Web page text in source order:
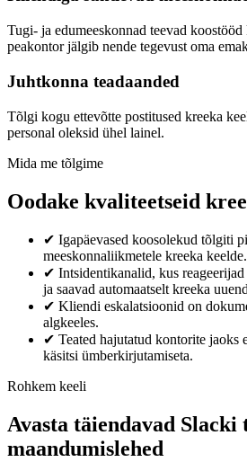
Tugi- ja edumeeskonnad teevad
peakontor jälgib nende tegevust oma
Juhtkonna teadaanded
Tõlgi kogu ettevõtte postitused kreeka
personal oleksid ühel lainel.
Mida me tõlgime
Oodake kvaliteetseid
✔ Igapäevased koosolekud tõlgiti
meeskonnaliikmetele kreeka keelde.
✔ Intsidentikanalid, kus
ja saavad automaatselt kreeka
✔ Kliendi eskalatsioonid on
algkeeles.
✔ Teated hajutatud kontorite jaoks
käsitsi ümberkirjutamiseta.
Rohkem keeli
Avasta täiendavad Slacki
maandumislehed